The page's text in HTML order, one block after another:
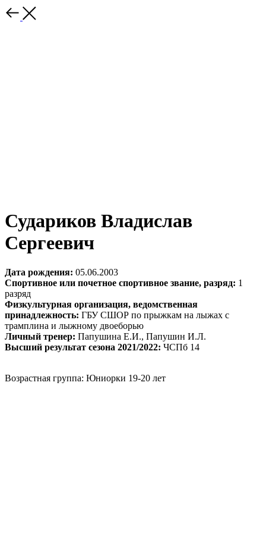
Судариков Владислав
Сергеевич
Дата рождения: 05.06.2003
Спортивное или почетное спортивное звание, разряд: 1
разряд
Физкультурная организация, ведомственная
принадлежность: ГБУ CШОР по прыжкам на лыжах с
трамплина и лыжному двоеборью
Личный тренер: Папушина Е.И., Папушин И.Л.
Высший результат сезона 2021/2022: ЧСПб 14
Возрастная группа: Юниорки 19-20 лет